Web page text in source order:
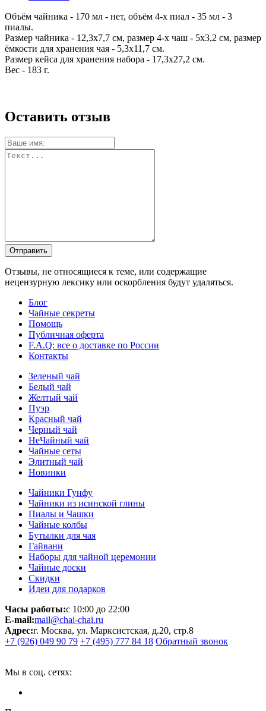
Объём чайника - 170 мл - нет, объём 4-х пиал - 35 мл - 3
пиалы.
Размер чайника - 12,3х7,7 см, размер 4-х чаш - 5х3,2 см, размер
ёмкости для хранения чая - 5,3х11,7 см.
Размер кейса для хранения набора - 17,3х27,2 см.
Вес - 183 г.
Оставить отзыв
Отправить
Отзывы, не относящиеся к теме, или содержащие
нецензурную лексику или оскорбления будут удаляться.
Блог
Чайные секреты
Помощь
Публичная оферта
F.A.Q: все о доставке по России
Контакты
Зеленый чай
Белый чай
Желтый чай
Пуэр
Красный чай
Черный чай
НеЧайный чай
Чайные сеты
Элитный чай
Новинки
Чайники Гунфу
Чайники из исинской глины
Пиалы и Чашки
Чайные колбы
Бутылки для чая
Гайвани
Наборы для чайной церемонии
Чайные доски
Скидки
Идеи для подарков
Часы работы:с 10:00 до 22:00
E-mail:mail@chai-chai.ru
Адрес:г. Москва, ул. Марксистская, д.20, стр.8
+7 (926) 049 90 79 +7 (495) 777 84 18 Обратный звонок
Мы в соц. сетях: